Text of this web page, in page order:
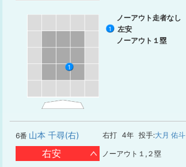
1
ノーアウト走者なし
1
左安
ノーアウト１塁
6番 山本 千尋(右) 右打 4年 投手:大月 佑斗
右安 ノーアウト１,２塁